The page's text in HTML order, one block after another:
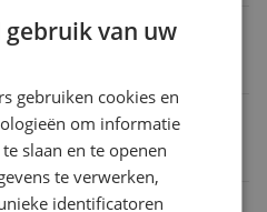
Number)
marktdeelnemer in
van uw
gebruiken cookies en
om informatie
slaan en te openen
te verwerken,
identificatoren